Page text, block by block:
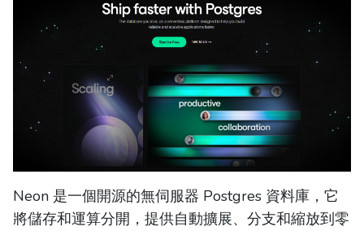
Neon 是一個開源的無伺服器 Postgres 資料庫，它
將儲存和運算分開，提供自動擴展、分支和縮放到零